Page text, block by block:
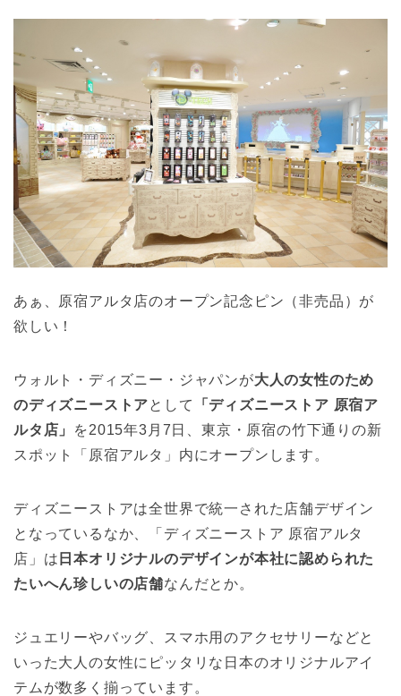
あぁ、原宿アルタ店のオープン記念ピン（非売品）が
欲しい！
ウォルト・ディズニー・ジャパンが大人の女性のため
のディズニーストアとして
「ディズニーストア 原宿ア
ルタ店」
を2015年3月7日、東京・原宿の竹下通りの新
スポット「原宿アルタ」内にオープンします。
ディズニーストアは全世界で統一された店舗デザイン
となっているなか、「ディズニーストア 原宿アルタ
店」は 日本オリジナルのデザインが本社に認められた
たいへん珍しいの店舗なんだとか。
ジュエリーやバッグ、スマホ用のアクセサリーなどと
いった大人の女性にピッタリな日本のオリジナルアイ
テムが数多く揃っています。